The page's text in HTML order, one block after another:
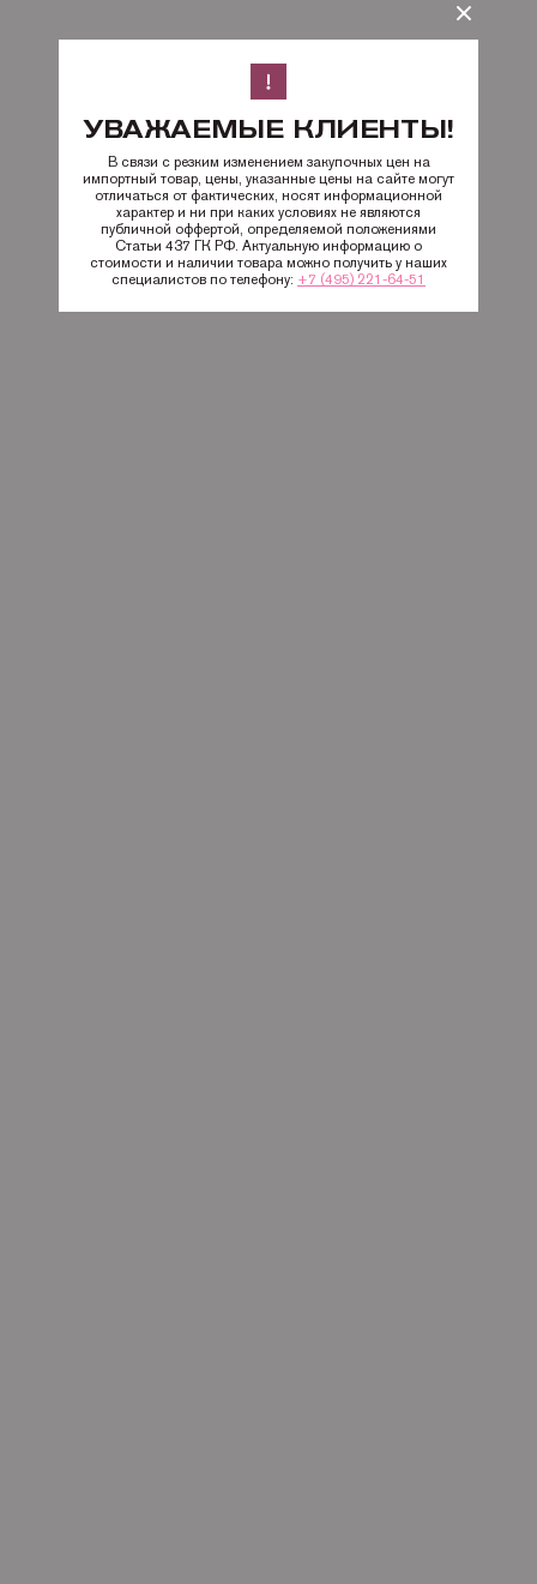
УВАЖАЕМЫЕ КЛИЕНТЫ!
В связи с резким изменением закупочных цен на
импортный товар, цены, указанные цены на сайте могут
отличаться от фактических, носят информационной
характер и ни при каких условиях не являются
публичной оффертой, определяемой положениями
Статьи 437 ГК РФ. Актуальную информацию о
стоимости и наличии товара можно получить у наших
специалистов по телефону: +7 (495) 221-64-51